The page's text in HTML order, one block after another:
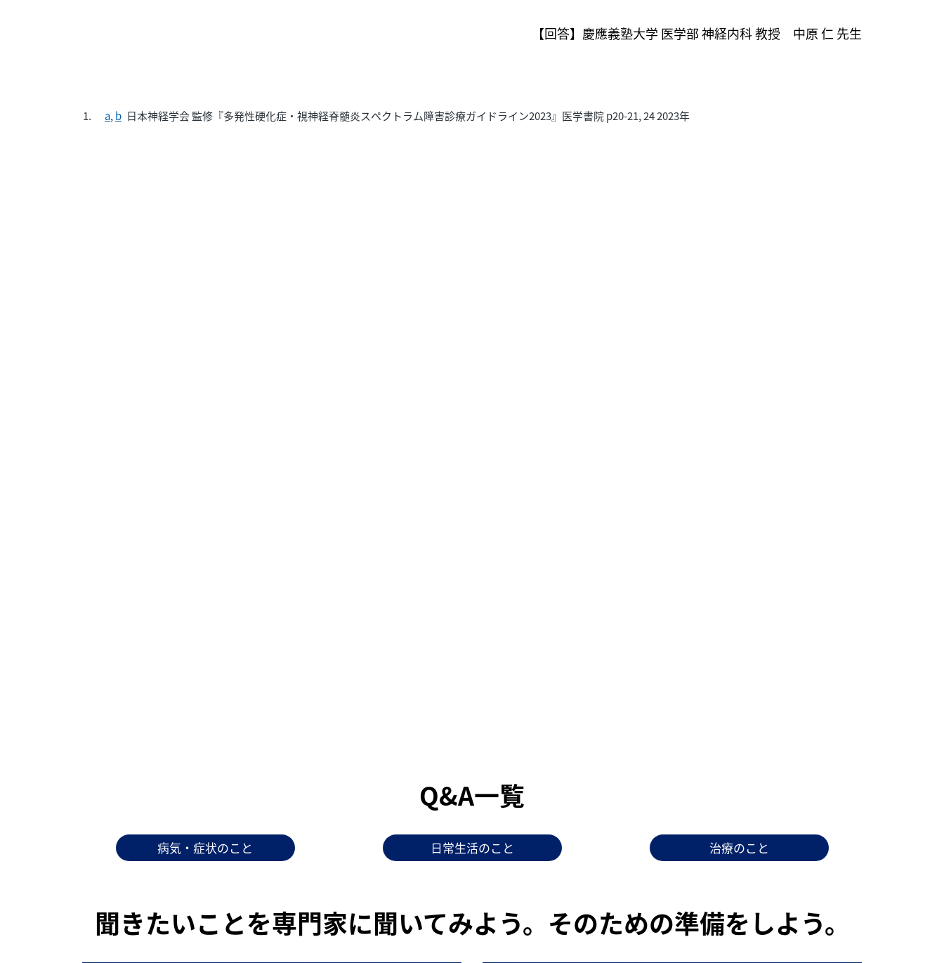
【回答】慶應義塾大学 医学部 神経内科 教授 中原 仁 先生
a, b 日本神経学会 監修『多発性硬化症・視神経脊髄炎スペクトラム障害診療ガイドライン2023』医学書院 p20-21, 24 2023年
Q&A一覧
病気・症状のこと 日常生活のこと 治療のこと
聞きたいことを専門家に聞いてみよう。そのための準備をしよう。